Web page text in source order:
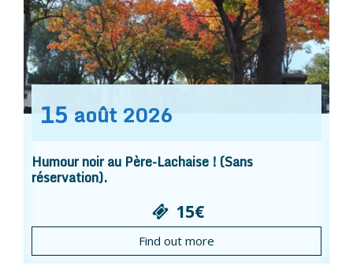
15 août 2026
Humour noir au Père-Lachaise ! (Sans
réservation).
15€
Find out more